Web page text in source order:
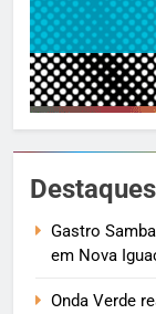
Destaques
Gastro
em Nova
Onda Verde